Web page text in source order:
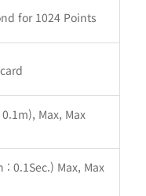
for 1024 Points
Max, Max
: 0.1Sec.) Max, Max